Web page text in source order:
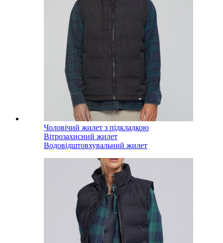
Чоловічий жилет з підкладкою
Вітрозахисний жилет
Водовідштовхувальний жилет